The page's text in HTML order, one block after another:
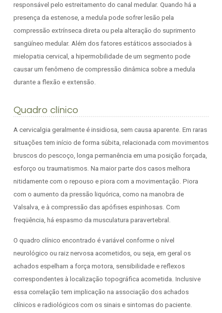
responsável pelo estreitamento do canal medular. Quando há a
presença da estenose, a medula pode sofrer lesão pela
compressão extrínseca direta ou pela alteração do suprimento
sangüíneo medular. Além dos fatores estáticos associados à
mielopatia cervical, a hipermobilidade de um segmento pode
causar um fenômeno de compressão dinâmica sobre a medula
durante a flexão e extensão.
Quadro clínico
A cervicalgia geralmente é insidiosa, sem causa aparente. Em raras
situações tem início de forma súbita, relacionada com movimentos
bruscos do pescoço, longa permanência em uma posição forçada,
esforço ou traumatismos. Na maior parte dos casos melhora
nitidamente com o repouso e piora com a movimentação. Piora
com o aumento da pressão liquórica, como na manobra de
Valsalva, e à compressão das apófises espinhosas. Com
freqüência, há espasmo da musculatura paravertebral.
O quadro clínico encontrado é variável conforme o nível
neurológico ou raiz nervosa acometidos, ou seja, em geral os
achados espelham a força motora, sensibilidade e reflexos
correspondentes à localização topográfica acometida. Inclusive
essa correlação tem implicação na associação dos achados
clínicos e radiológicos com os sinais e sintomas do paciente.